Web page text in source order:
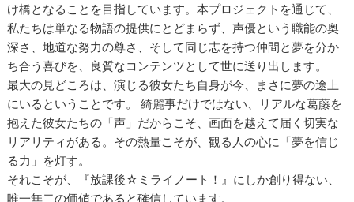
け橋となることを目指しています。本プロジェクトを通じて、
私たちは単なる物語の提供にとどまらず、声優という職能の奥
深さ、地道な努力の尊さ、そして同じ志を持つ仲間と夢を分か
ち合う喜びを、良質なコンテンツとして世に送り出します。
最大の見どころは、演じる彼女たち自身が今、まさに夢の途上
にいるということです。 綺麗事だけではない、リアルな葛藤を
抱えた彼女たちの「声」だからこそ、画面を越えて届く切実な
リアリティがある。その熱量こそが、観る人の心に「夢を信じ
る力」を灯す。
それこそが、『放課後☆ミライノート！』にしか創り得ない、
唯一無⼆の価値であると確信しています。